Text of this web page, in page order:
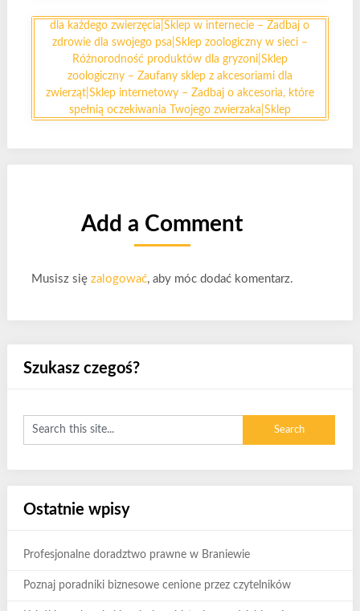
dla każdego zwierzęcia|Sklep w internecie – Zadbaj o
zdrowie dla swojego psa|Sklep zoologiczny w sieci –
Różnorodność produktów dla gryzoni|Sklep
zoologiczny – Zaufany sklep z akcesoriami dla
zwierząt|Sklep internetowy – Zadbaj o akcesoria, które
spełnią oczekiwania Twojego zwierzaka|Sklep
oczekiwania Twojego pupila|Sklep zoologiczny online –
Specjalne ceny dla każdego miłośnika zwierząt|Sklep
miejscu|Sklep zoologiczny – Wsparcie w zakupach dla
Add a Comment
Musisz się zalogować, aby móc dodać komentarz.
Szukasz czegoś?
Ostatnie wpisy
Profesjonalne doradztwo prawne w Braniewie
Poznaj poradniki biznesowe cenione przez czytelników